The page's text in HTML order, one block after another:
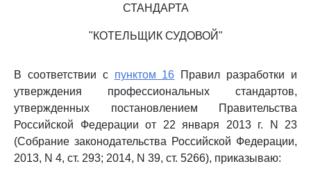
СТАНДАРТА
"КОТЕЛЬЩИК СУДОВОЙ"
В соответствии с пунктом 16 Правил разработки и
утверждения профессиональных стандартов,
утвержденных постановлением Правительства
Российской Федерации от 22 января 2013 г. N 23
(Собрание законодательства Российской Федерации,
2013, N 4, ст. 293; 2014, N 39, ст. 5266), приказываю: